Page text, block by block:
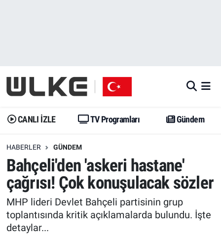
CANLI İZLE TV Programları Gündem
HABERLER GÜNDEM
Bahçeli'den 'askeri hastane'
çağrısı! Çok konuşulacak sözler
MHP lideri Devlet Bahçeli partisinin grup
toplantısında kritik açıklamalarda bulundu. İşte
detaylar...
Gündem
Dünya
Erişim Bilgileri
Ekonomi
Trend
Gündem
Trend
Erişim Bilgileri
Spor
Ekonomi
İstanbul Namaz Vakitleri
Trafik Durumu
Erişim Bilgileri
Tüm Manşetler
Son Dakika Haberleri